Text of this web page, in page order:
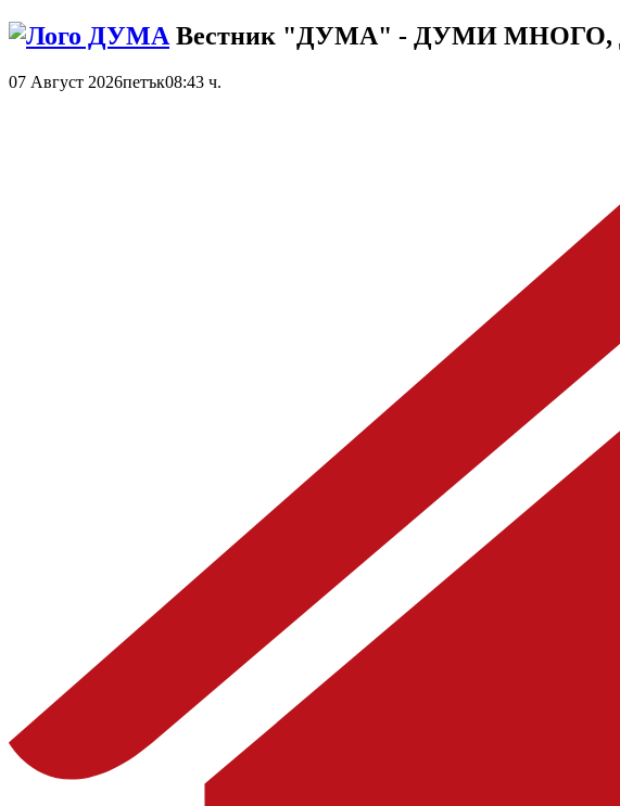
Вестник "ДУМА" - ДУМИ
07 Август 2026петък08:43 ч.